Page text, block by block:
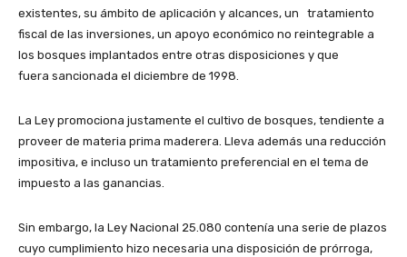
existentes, su ámbito de aplicación y alcances, un tratamiento
fiscal de las inversiones, un apoyo económico no reintegrable a
los bosques implantados entre otras disposiciones y que
fuera sancionada el diciembre de 1998.
La Ley promociona justamente el cultivo de bosques, tendiente a
proveer de materia prima maderera. Lleva además una reducción
impositiva, e incluso un tratamiento preferencial en el tema de
impuesto a las ganancias.
Sin embargo, la Ley Nacional 25.080 contenía una serie de plazos
cuyo cumplimiento hizo necesaria una disposición de prórroga,